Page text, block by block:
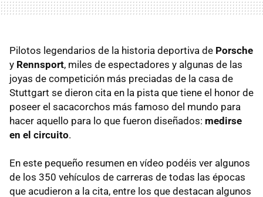
Pilotos legendarios de la historia deportiva de Porsche
y Rennsport, miles de espectadores y algunas de las
joyas de competición más preciadas de la casa de
Stuttgart se dieron cita en la pista que tiene el honor de
poseer el sacacorchos más famoso del mundo para
hacer aquello para lo que fueron diseñados: medirse
en el circuito.
En este pequeño resumen en vídeo podéis ver algunos
de los 350 vehículos de carreras de todas las épocas
que acudieron a la cita, entre los que destacan algunos